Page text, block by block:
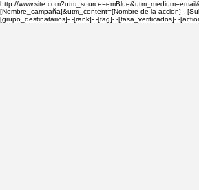
http://
[Nombre_campaña]&utm_content=[Nombre de la accion]- -
[grupo_destinatarios]- -[rank]- -[tag]- -[tasa_verificados]- -